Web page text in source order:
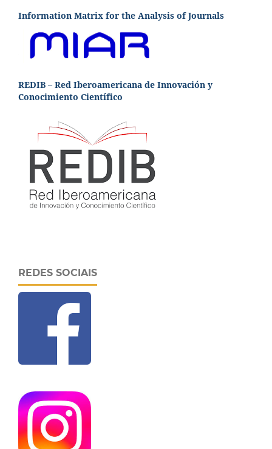
Information Matrix for the Analysis of Journals
REDIB – Red Iberoamericana de Innovación y
Conocimiento Científico
REDES SOCIAIS